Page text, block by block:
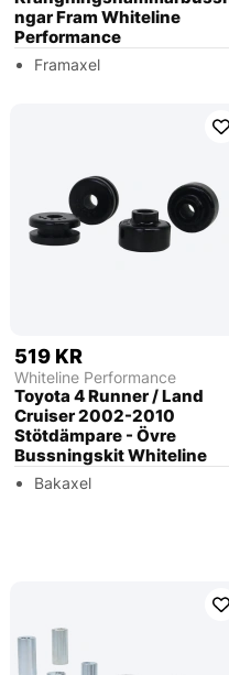
ngar Fram Whiteline
Performance
Framaxel
519 KR
Whiteline Performance
Toyota 4 Runner / Land
Cruiser 2002-2010
Stötdämpare - Övre
Bussningskit Whiteline
Bakaxel